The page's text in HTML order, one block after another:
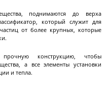
разъемные объемом
в
поднимаются до верха
который служит для
от более крупных, которые
конструкцию, чтобы
а все элементы установки
и тепла.